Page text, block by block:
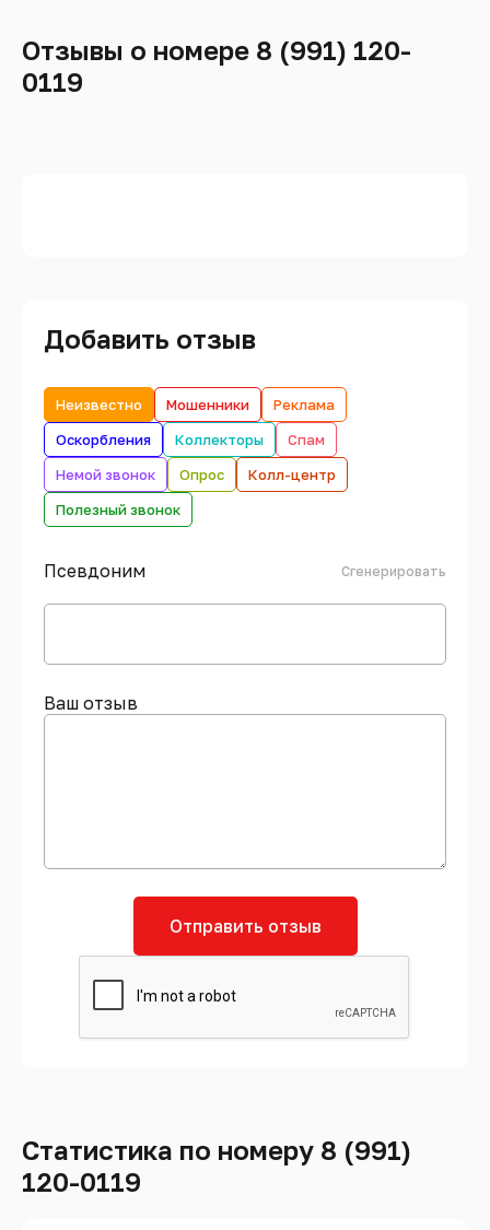
Отзывы о номере 8 (991) 120-
0119
Добавить отзыв
Неизвестно Мошенники
Реклама
Оскорбления
Коллекторы
Спам
Немой звонок
Опрос
Колл-центр
Полезный звонок
Псевдоним Сгенерировать
Ваш отзыв
Отправить отзыв
Статистика по номеру 8 (991)
120-0119